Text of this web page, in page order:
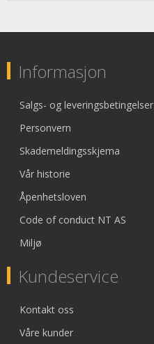
Informasjon
Salgs- og leveringsbetingelser
Personvern
Skademeldingsskjema
Vår historie
Åpenhetsloven
Code of conduct NT AS
Miljø
Kundeservice
Kontakt oss
Våre kunder